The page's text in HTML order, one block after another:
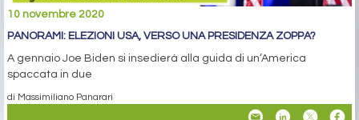
10 novembre 2020
PANORAMI: ELEZIONI USA, VERSO UNA PRESIDENZA ZOPPA?
A gennaio Joe Biden si insedierà alla guida di un’America
spaccata in due
di Massimiliano Panarari